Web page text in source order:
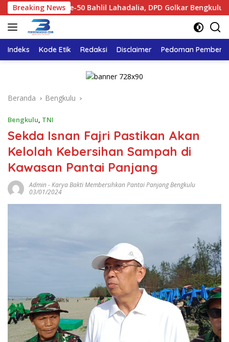
Langsung
ke
konten
Breaking News
HUT ke-50 Bahlil Lahadalia, DPD Golkar Bengkulu Bagikan
Indeks Kode Etik Redaksi Disclaimer Pedoman
Beranda Bengkulu
Bengkulu, TNI
Sekda Isnan Fajri Pastikan Akan
Kelolah Kebersihan Sampah di
Kawasan Pantai Panjang
Admin-Karya Bakti Membersihkan Pantai Panjang Bengkulu
03/01/2024